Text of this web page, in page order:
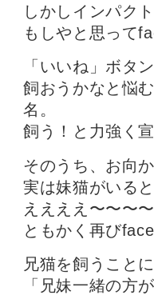
しかしインパク
もしやと思って
「いいね」ボタ
飼おうかなと悩
名。
飼う！と力強く
そのうち、お向
実は妹猫がいる
ええええ〜〜〜
ともかく再び
兄猫を飼うこと
「兄妹一緒の方